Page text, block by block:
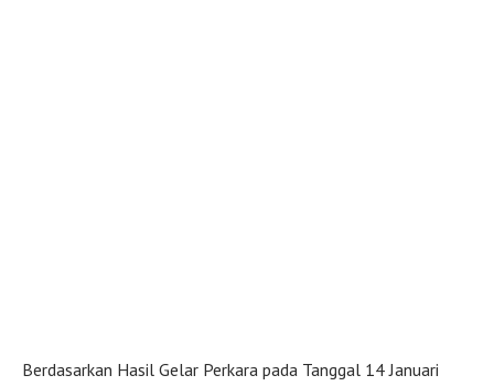
Berdasarkan Hasil Gelar Perkara pada Tanggal 14 Januari